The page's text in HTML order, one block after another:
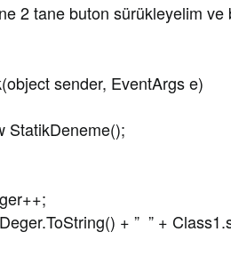
2 tane buton sürükleyelim ve
sender, EventArgs e)
+ ” ” +